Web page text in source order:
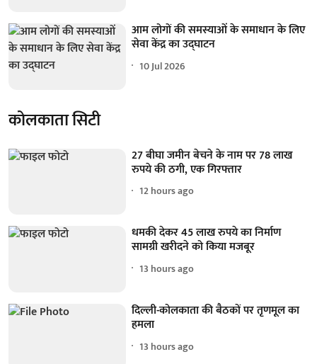
आम लोगों की समस्याओं के समाधान के लिए
सेवा केंद्र का उद्घाटन
10 Jul 2026
कोलकाता सिटी
27 बीघा जमीन बेचने के नाम पर 78 लाख
रुपये की ठगी, एक गिरफ्तार
12 hours ago
धमकी देकर 45 लाख रुपये का निर्माण
सामग्री खरीदने को किया मजबूर
13 hours ago
दिल्ली-कोलकाता की बैठकों पर तृणमूल का
हमला
13 hours ago